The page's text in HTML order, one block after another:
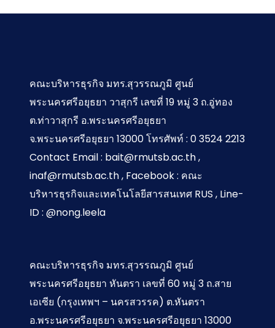
คณะบริหารธุรกิจ มทร.สุวรรณภูมิ ศูนย์
พระนครศรีอยุธยา วาสุกรี เลขที่ 19 หมู่ 3 ถ.อู่ทอง
ต.ท่าวาสุกรี อ.พระนครศรีอยุธยา
จ.พระนครศรีอยุธยา 13000 โทรศัพท์ : 0 3524 2213
Contact Email : bait@rmutsb.ac.th ,
inaf@rmutsb.ac.th , Facebook : คณะ
บริหารธุรกิจและเทคโนโลยีสารสนเทศ RUS , Line-
ID : @nong.leela
คณะบริหารธุรกิจ มทร.สุวรรณภูมิ ศูนย์
พระนครศรีอยุธยา หันตรา เลขที่ 60 หมู่ 3 ถ.สาย
เอเซีย (กรุงเทพฯ – นครสวรรค) ต.หันตรา
อ.พระนครศรีอยุธยา จ.พระนครศรีอยุธยา 13000